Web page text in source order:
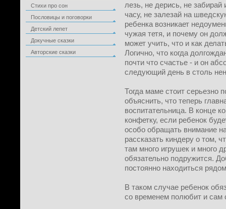
Стихи про сон
Пословицы и поговорки
Детский лепет
Докучные сказки
Авторские сказки
лезь, не дерись, не забирай
часу, не залезай на
ребенка возникает
чужая тетя, и почему он
может учить, что и как
Логично, что когда
почти что счастье - и он
следующий день в столь
Тогда маме стоит серьезно
объяснить, что теперь
воспитательница. В конце
конфетку, если ребенок
особо обращать внимание
рассказать киндеру о том,
там много игрушек и много
обязательно подружится.
постоянно находиться
В таком случае ребенок
со временем полюбит и сам